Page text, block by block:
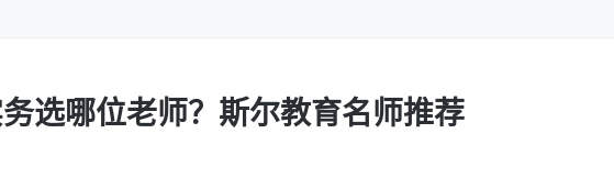
选哪位老师？斯尔教育名师推荐